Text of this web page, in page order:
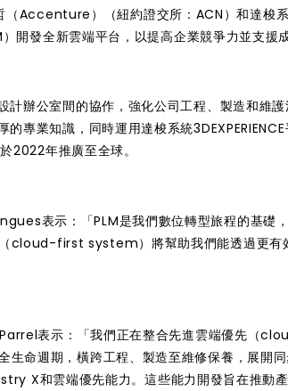
Accenture）（紐約證交所：ACN）和達梭
開發全新雲端平台，以提高企業競爭力並支援成
計辦公室間的協作，強化公司工程、製造和維
專業知識，同時運用達梭系統
2022年推廣至全球。
表示：「PLM是我們數位轉型旅程的基礎
cloud-first system）將幫助我們能透過更有
表示：「我們正在整合先進雲端優先（
生命週期，橫跨工程、製造至維修保養，展開
X和雲端優先能力。這些能力開發旨在推動